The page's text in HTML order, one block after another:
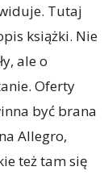
Tutaj
książki. Nie
ale o
Oferty
być brana
Allegro,
też tam się